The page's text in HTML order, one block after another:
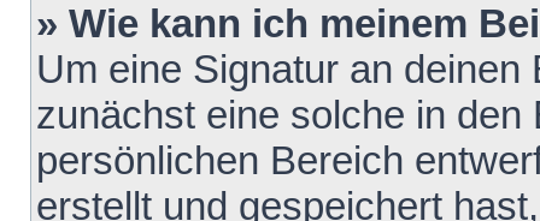
» Wie kann ich meinem
Um eine Signatur an
zunächst eine solche in den
persönlichen Bereich
erstellt und gespeichert